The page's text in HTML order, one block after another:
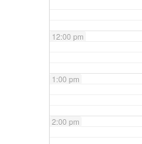
12:00 pm
1:00 pm
2:00 pm